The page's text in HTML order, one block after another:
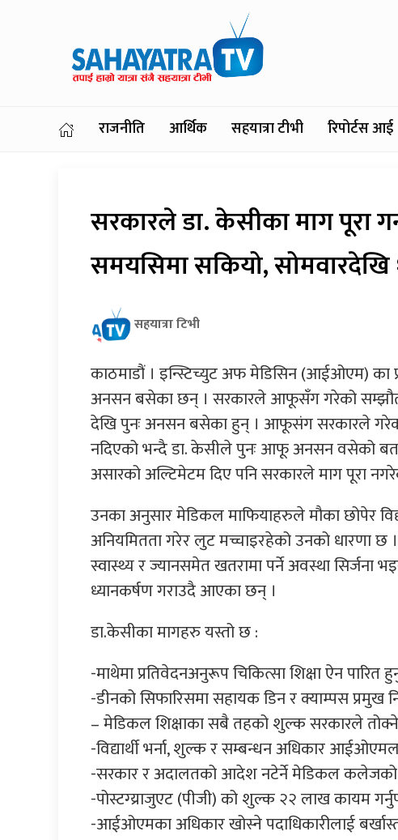
राजनीति आर्थिक सहयात्रा टीभी रिपोर्टस आई
सरकारले डा. केसीका माग पूरा
समयसिमा सकियो,
सहयात्रा टिभी
काठमाडौं । इन्स्टिच्युट अफ मेडिसिन (आईओएम) का
अनसन बसेका छन् । सरकारले आफूसँग गरेको
देखि पुनः अनसन बसेका हुन् । आफूसंग सरकारले
नदिएको भन्दै डा. केसीले पुनः आफू अनसन वसेको
असारको अल्टिमेटम दिए पनि सरकारले माग पूरा
उनका अनुसार मेडिकल माफियाहरुले मौका छोपेर
अनियमितता गरेर लुट मच्चाइरहेको उनको धारणा छ ।
स्वास्थ्य र ज्यानसमेत खतरामा पर्ने अवस्था
ध्यानकर्षण गराउदै आएका छन् ।
डा.केसीका मागहरु यस्तो छ :
-माथेमा प्रतिवेदनअनुरूप चिकित्सा शिक्षा ऐन पारित
-डीनको सिफारिसमा सहायक डिन र क्याम्पस प्रमुख
– मेडिकल शिक्षाका सबै तहको शुल्क सरकारले तोक्ने
-विद्यार्थी भर्ना, शुल्क र सम्बन्धन अधिकार
-सरकार र अदालतको आदेश नटेर्ने मेडिकल
-पोस्टग्य्राजुएट (पीजी) को शुल्क २२ लाख कायम
-आईओएमका अधिकार खोस्ने पदाधिकारीलाई बर्खास्त